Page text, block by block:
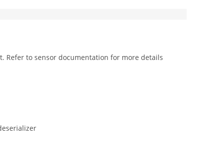
Refer to sensor documentation for more details